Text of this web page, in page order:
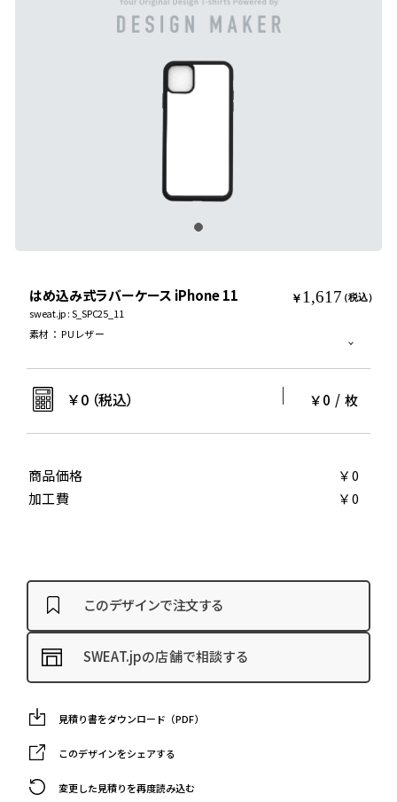
はめ込み式ラバーケース iPhone 11 ￥ 1,617（税込）
sweat.jp : S_SPC25_11
素材 ：PUレザー
￥0（税込） ￥0 /枚
商品価格
￥0
加工費
￥0
このデザインで注文する
SWEAT.jpの店舗で相談する
見積り書をダウンロード（PDF）
このデザインをシェアする
変更した見積りを再度読み込む